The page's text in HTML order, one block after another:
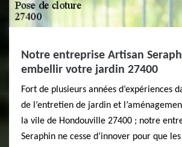
Notre entreprise Artisan
embellir votre jardin 27400
Fort de plusieurs années d’expériences
de l’entretien de jardin et
la vile de Hondouville 27400 ; notre
Seraphin ne cesse d’innover pour que